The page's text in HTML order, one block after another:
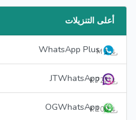
أعلى التنزيلات
WhatsApp Plus 1 M
JTWhatsApp 727 K
OGWhatsApp 100 K